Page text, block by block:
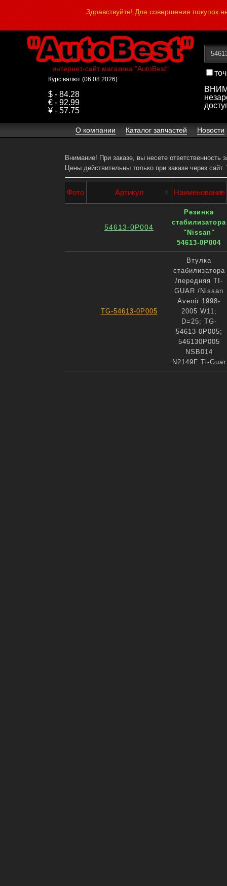
Здравствуйте! Для совершения покупок
интернет-сайт магазина "AutoBest"
Курс валют (06.08.2026)
$ - 84.28
€ - 92.99
¥ - 57.75
О компании Каталог запчастей Новости
Внимание! При заказе, вы несете ответственность
Цены действительны только при заказе через сайт.
Фото Артикул Наименование
54613-0P004
Резинка
стабилизатора
"Nissan"
54613-0P004
TG-54613-0P005
Втулка
стабилизатора
/передняя TI-
GUAR /Nissan
Avenir 1998-
2005 W11;
D=25; TG-
54613-0P005;
546130P005
NSB014
N2149F Ti-Guar